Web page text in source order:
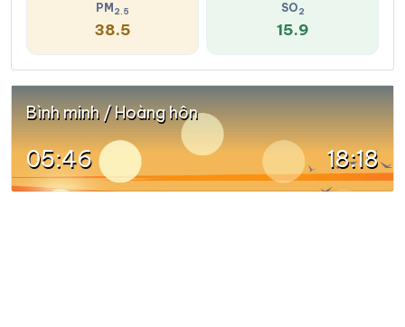
PM 2.5
38.5
SO2
15.9
Bình minh / Hoàng hôn
05:46 18:18